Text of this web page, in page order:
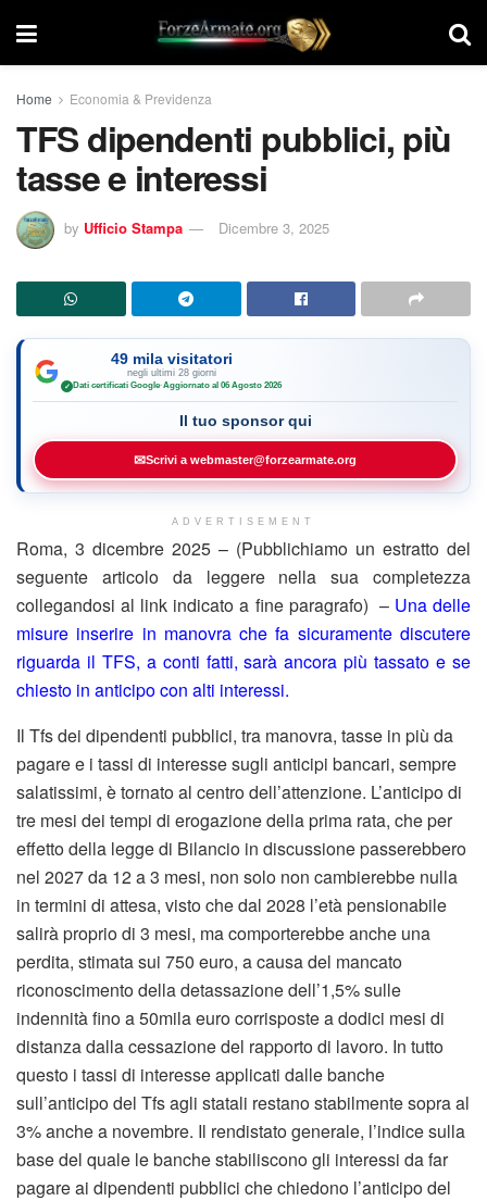
Home Economia & Previdenza
TFS dipendenti pubblici, più
tasse e interessi
by Ufficio Stampa Dicembre 3, 2025
49 mila visitatori
negli ultimi 28 giorni
✓ Dati certificati Google·Aggiornato al 06 Agosto 2026
Il tuo sponsor qui
✉Scrivi a webmaster@forzearmate.org
ADVERTISEMENT
Roma, 3 dicembre 2025 – (Pubblichiamo un estratto del
seguente articolo da leggere nella sua completezza
collegandosi al link indicato a fine paragrafo) – Una delle
misure inserire in manovra che fa sicuramente discutere
riguarda il TFS, a conti fatti, sarà ancora più tassato e se
chiesto in anticipo con alti interessi.
Il Tfs dei dipendenti pubblici, tra manovra, tasse in più da
pagare e i tassi di interesse sugli anticipi bancari, sempre
salatissimi, è tornato al centro dell’attenzione. L’anticipo di
tre mesi dei tempi di erogazione della prima rata, che per
effetto della legge di Bilancio in discussione passerebbero
nel 2027 da 12 a 3 mesi, non solo non cambierebbe nulla
in termini di attesa, visto che dal 2028 l’età pensionabile
salirà proprio di 3 mesi, ma comporterebbe anche una
perdita, stimata sui 750 euro, a causa del mancato
riconoscimento della detassazione dell’1,5% sulle
indennità fino a 50mila euro corrisposte a dodici mesi di
distanza dalla cessazione del rapporto di lavoro. In tutto
questo i tassi di interesse applicati dalle banche
sull’anticipo del Tfs agli statali restano stabilmente sopra al
3% anche a novembre. Il rendistato generale, l’indice sulla
base del quale le banche stabiliscono gli interessi da far
pagare ai dipendenti pubblici che chiedono l’anticipo del